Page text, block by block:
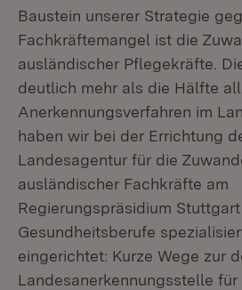
Baustein unserer Strategie
Fachkräftemangel ist die
ausländischer Pflegekräfte.
deutlich mehr als die Hälfte
Anerkennungsverfahren im
haben wir bei der Errichtung
Landesagentur für die
ausländischer Fachkräfte am
Regierungspräsidium
Gesundheitsberufe
eingerichtet: Kurze Wege zur
Landesanerkennungsstelle